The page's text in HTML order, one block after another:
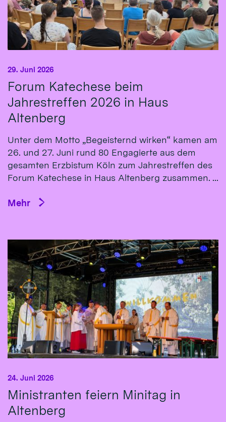
Forum Katechese beim
Jahrestreffen 2026 in Haus
Altenberg
29. Juni 2026
Unter dem Motto „Begeisternd wirken“ kamen am
26. und 27. Juni rund 80 Engagierte aus dem
gesamten Erzbistum Köln zum Jahrestreffen des
Forum Katechese in Haus Altenberg zusammen. ...
Mehr
Ministranten feiern Minitag in
Altenberg
24. Juni 2026